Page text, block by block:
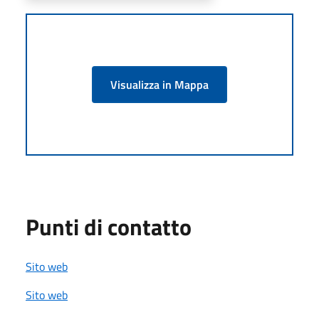
Visualizza in Mappa
Punti di contatto
Sito web
Sito web